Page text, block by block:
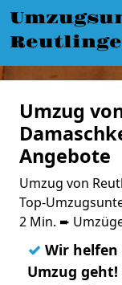
Umzug
Angebote
Umzug von
Top-
2 Min. ➨
✓ Wir
Umzug geht!